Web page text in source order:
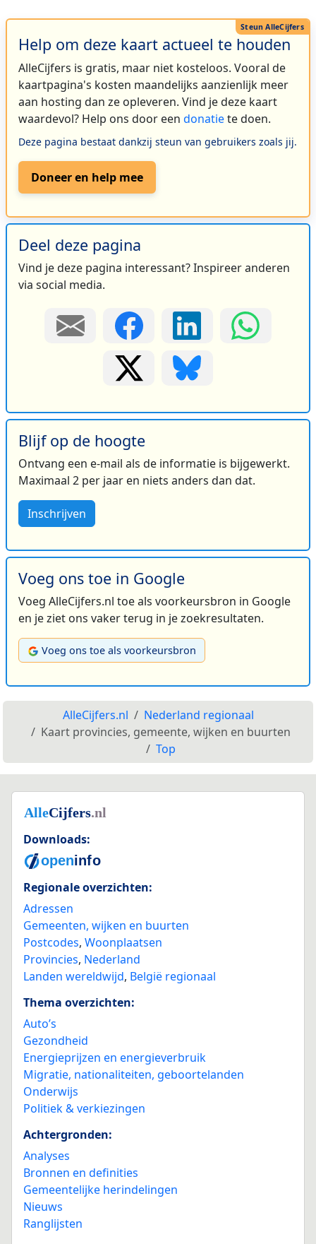
Help om deze kaart actueel te houden
AlleCijfers is gratis, maar niet kosteloos. Vooral de
kaartpagina's kosten maandelijks aanzienlijk meer
aan hosting dan ze opleveren. Vind je deze kaart
waardevol? Help ons door een donatiete doen.
Deze pagina bestaat dankzij steun van gebruikers zoals jij.
Doneer en help mee
Deel deze pagina
Vind je deze pagina interessant? Inspireer anderen
via social media.
Blijf op de hoogte
Ontvang een e-mail als de informatie is bijgewerkt.
Maximaal 2 per jaar en niets anders dan dat.
Inschrijven
Voeg ons toe in Google
Voeg AlleCijfers.nl toe als voorkeursbron in Google
en je ziet ons vaker terug in je zoekresultaten.
Voeg ons toe als voorkeursbron
AlleCijfers.nl
Nederland regionaal
Kaart provincies, gemeente, wijken en buurten
Top
Downloads:
Regionale overzichten:
Adressen
Gemeenten, wijken en buurten
Postcodes, Woonplaatsen
Provincies, Nederland
Landen wereldwijd, België regionaal
Thema overzichten:
Auto’s
Gezondheid
Energieprijzen en energieverbruik
Migratie, nationaliteiten, geboortelanden
Onderwijs
Politiek & verkiezingen
Achtergronden:
Analyses
Bronnen en definities
Gemeentelijke herindelingen
Nieuws
Ranglijsten